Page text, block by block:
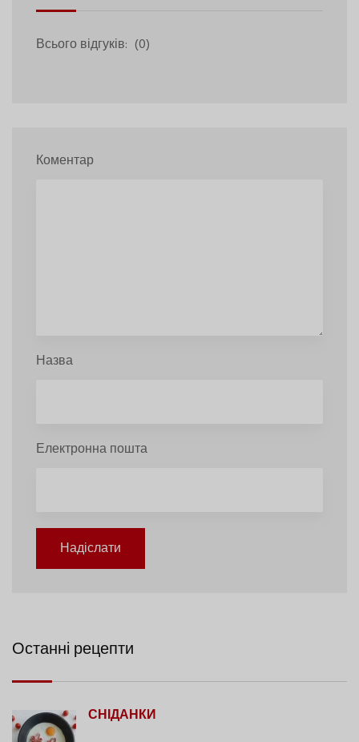
Всього відгуків: (0)
Коментар
Назва
Електронна пошта
Надіслати
Останні рецепти
СНІДАНКИ